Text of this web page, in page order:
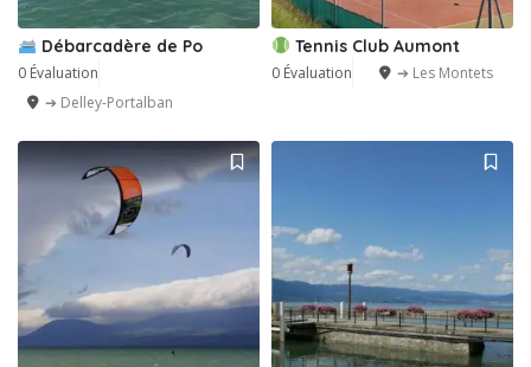
Débarcadère de Po
0 Évaluation
➔ Delley-Portalban
Tennis Club Aumont
0 Évaluation ➔ Les Montets